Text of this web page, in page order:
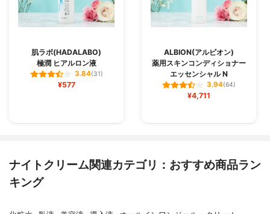
肌ラボ(HADALABO)
極潤 ヒアルロン液
3.84(31)
¥577
ALBION(アルビオン)
薬用スキンコンディショナー
エッセンシャル N
3.94(64)
¥4,711
ナイトクリーム関連カテゴリ：おすすめ商品ラン
キング